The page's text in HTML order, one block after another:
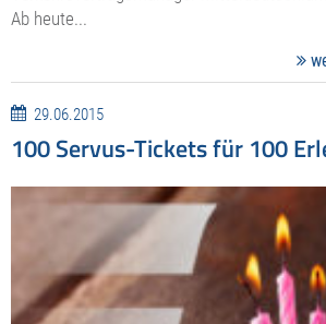
Ab heute...
29.06.2015
100 Servus-Tickets für 100